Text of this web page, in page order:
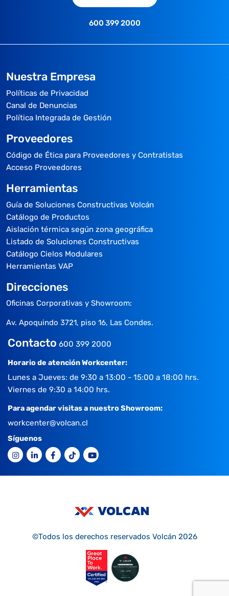
600 399 2000
Nuestra Empresa
Políticas de Privacidad
Canal de Denuncias
Política Integrada de Gestión
Proveedores
Código de Ética para Proveedores y Contratistas
Acceso Proveedores
Herramientas
Guía de Soluciones Constructivas Volcán
Catálogo de Productos
Aislación térmica según zona geográfica
Listado de Soluciones Constructivas
Catálogo Cielos Modulares
Herramientas VAP
Direcciones
Oficinas Corporativas y Showroom:
Av. Apoquindo 3721, piso 16, Las Condes.
Contacto 600 399 2000
Horario de atención Workcenter:
Lunes a Jueves: de 9:30 a 13:00 - 15:00 a 18:00 hrs.
Viernes de 9:30 a 14:00 hrs.
Para agendar visitas a nuestro Showroom:
workcenter@volcan.cl
Síguenos
©Todos los derechos reservados Volcán 2026